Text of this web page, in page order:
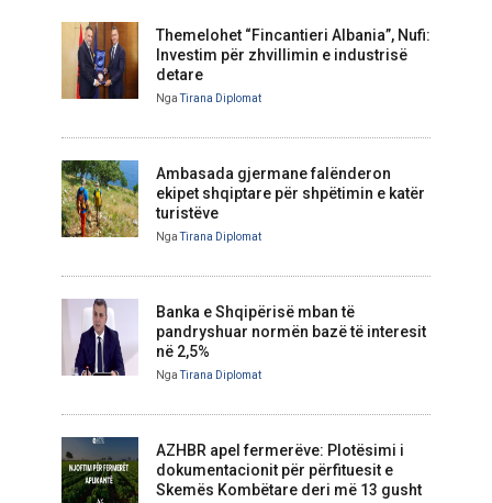
Themelohet “Fincantieri Albania”, Nufi:
Investim për zhvillimin e industrisë
detare
NgaTirana Diplomat
Ambasada gjermane falënderon
ekipet shqiptare për shpëtimin e katër
turistëve
NgaTirana Diplomat
Banka e Shqipërisë mban të
pandryshuar normën bazë të interesit
në 2,5%
NgaTirana Diplomat
AZHBR apel fermerëve: Plotësimi i
dokumentacionit për përfituesit e
Skemës Kombëtare deri më 13 gusht